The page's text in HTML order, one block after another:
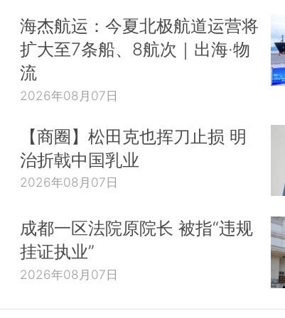
海杰航运：今夏北极航道运营将
扩大至7条船、8航次｜出海·物
流
2026年08月07日
【商圈】松田克也挥刀止损 明
治折戟中国乳业
2026年08月07日
成都一区法院原院长 被指“违规
挂证执业”
2026年08月07日